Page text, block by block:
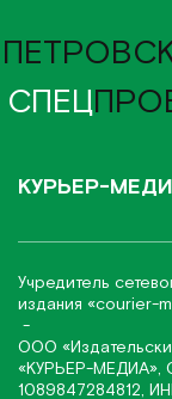
СПЕЦ
КУРЬЕР-
Учредитель
издания «соurier-
-
ООО
«КУРЬЕР-МЕДИА»,
1089847284812,